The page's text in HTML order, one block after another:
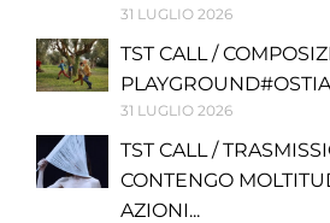
31 LUGLIO 2026
TST CALL /
PLAYGROUND#OSTIA
31 LUGLIO 2026
TST CALL /
CONTENGO
AZIONI...